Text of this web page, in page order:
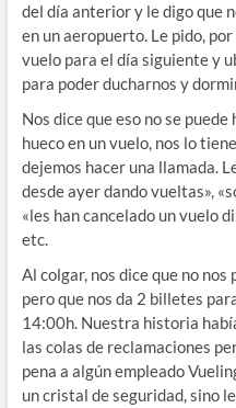
del día anterior y le digo que
en un aeropuerto. Le pido,
vuelo para el día siguiente y
para poder ducharnos y
Nos dice que eso no se
hueco en un vuelo, nos lo
dejemos hacer una llamada.
desde ayer dando vueltas»,
«les han cancelado un vuelo
etc.
Al colgar, nos dice que no
pero que nos da 2 billetes
14:00h. Nuestra historia
las colas de reclamaciones
pena a algún empleado
un cristal de seguridad, sino